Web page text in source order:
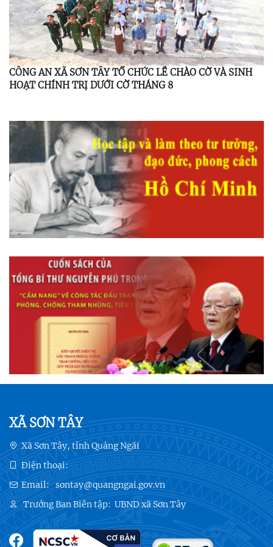
CÔNG AN XÃ SƠN TÂY TỔ CHỨC LỄ CHÀO CỜ VÀ SINH
HOẠT CHÍNH TRỊ DƯỚI CỜ THÁNG 8
XÃ SƠN TÂY
Xã Sơn Tây, tỉnh Quảng Ngãi
Điện thoại:
Email: sontay@quangngai.gov.vn
Trưởng Ban Biên tập: UBND xã Sơn Tây